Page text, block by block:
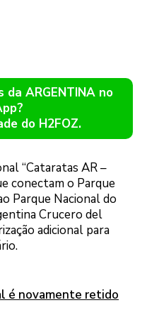
ARGENTINA no
do H2FOZ.
“Cataratas AR –
conectam o Parque
Parque Nacional do
Crucero del
adicional para
é novamente retido